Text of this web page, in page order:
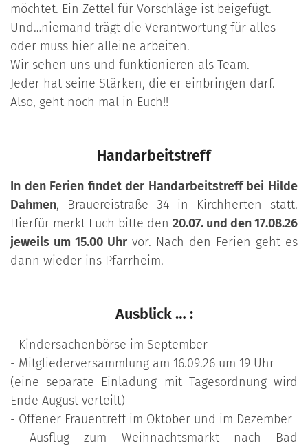
möchtet. Ein Zettel für Vorschläge ist beigefügt.
Und…niemand trägt die Verantwortung für alles
oder muss hier alleine arbeiten.
Wir sehen uns und funktionieren als Team.
Jeder hat seine Stärken, die er einbringen darf.
Also, geht noch mal in Euch!!
Handarbeitstreff
In den Ferien findet der Handarbeitstreff bei Hilde
Dahmen, Brauereistraße 34 in Kirchherten statt.
Hierfür merkt Euch bitte den 20.07. und den 17.08.26
jeweils um 15.00 Uhr vor. Nach den Ferien geht es
dann wieder ins Pfarrheim.
Ausblick … :
- Kindersachenbörse im September
- Mitgliederversammlung am 16.09.26 um 19 Uhr
(eine separate Einladung mit Tagesordnung wird
Ende August verteilt)
- Offener Frauentreff im Oktober und im Dezember
- Ausflug zum Weihnachtsmarkt nach Bad